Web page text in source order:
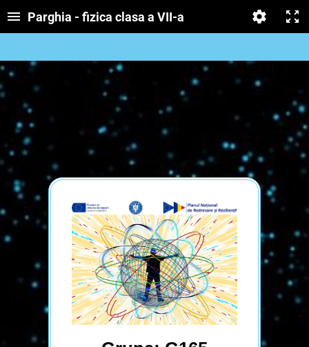
Parghia - fizica clasa a VII-a